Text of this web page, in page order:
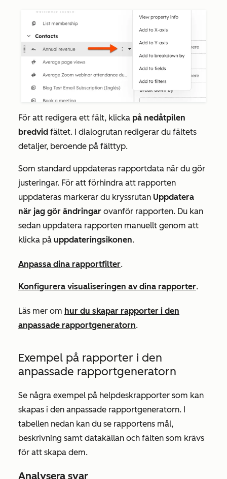
För att redigera ett fält, klicka på nedåtpilen
bredvid fältet. I dialogrutan redigerar du fältets
detaljer, beroende på fälttyp.
Som standard uppdateras rapportdata när du gör
justeringar. För att förhindra att rapporten
uppdateras markerar du kryssrutan Uppdatera
när jag gör ändringar ovanför rapporten. Du kan
sedan uppdatera rapporten manuellt genom att
klicka på uppdateringsikonen.
Anpassa dina rapportfilter.
Konfigurera visualiseringen av dina rapporter.
Läs mer om hur du skapar rapporter i den
anpassade rapportgeneratorn.
Exempel på rapporter i den
anpassade rapportgeneratorn
Se några exempel på helpdeskrapporter som kan
skapas i den anpassade rapportgeneratorn. I
tabellen nedan kan du se rapportens mål,
beskrivning samt datakällan och fälten som krävs
för att skapa dem.
Analysera svar